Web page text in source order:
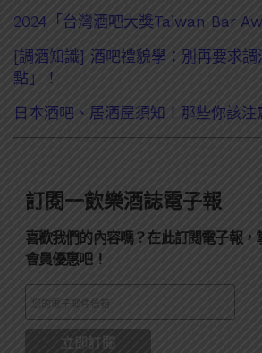
2024「台灣酒吧大獎Taiwan Bar
[調酒知識] 酒吧禮貌學：別再要求
點」！
日本酒吧、居酒屋須知！那些你該
訂閱一飲樂酒誌電子報
喜歡我們的內容嗎？在此訂閱電子報，
會員優惠吧！